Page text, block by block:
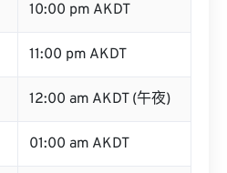
10:00 pm AKDT
11:00 pm AKDT
12:00 am AKDT (午夜)
01:00 am AKDT